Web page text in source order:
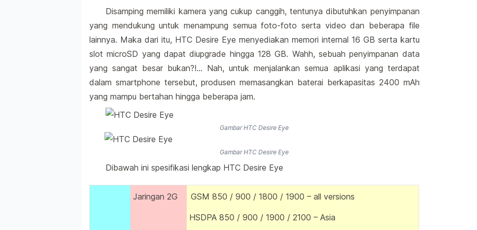
Disamping memiliki kamera yang cukup canggih, tentunya dibutuhkan penyimpanan
yang mendukung untuk menampung semua foto-foto serta video dan beberapa file
lainnya. Maka dari itu, HTC Desire Eye menyediakan memori internal 16 GB serta kartu
slot microSD yang dapat diupgrade hingga 128 GB. Wahh, sebuah penyimpanan data
yang sangat besar bukan?!… Nah, untuk menjalankan semua aplikasi yang terdapat
dalam smartphone tersebut, produsen memasangkan baterai berkapasitas 2400 mAh
yang mampu bertahan hingga beberapa jam.
Gambar HTC Desire Eye
Gambar HTC Desire Eye
Dibawah ini spesifikasi lengkap HTC Desire Eye
Jaringan 2G GSM 850 / 900 / 1800 / 1900 – all versions
HSDPA 850 / 900 / 1900 / 2100 – Asia